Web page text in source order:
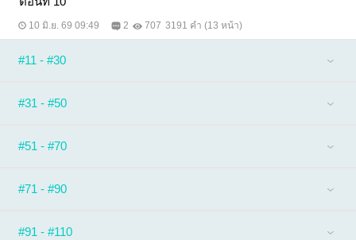
10 มิ.ย. 69 09:49 2 707 3191 คำ (13 หน้า)
#11 - #30
#31 - #50
#51 - #70
#71 - #90
#91 - #110